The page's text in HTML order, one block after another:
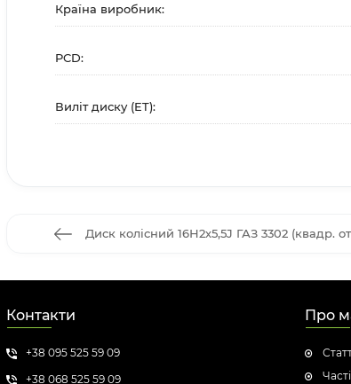
Країна виробник:
PCD:
Виліт диску (ET):
Диск колісний 16Н2х5,5J ГАЗ 3302 (квадр.
Контакти
+38 095 525 59 09
+38 068 525 59 09
Про